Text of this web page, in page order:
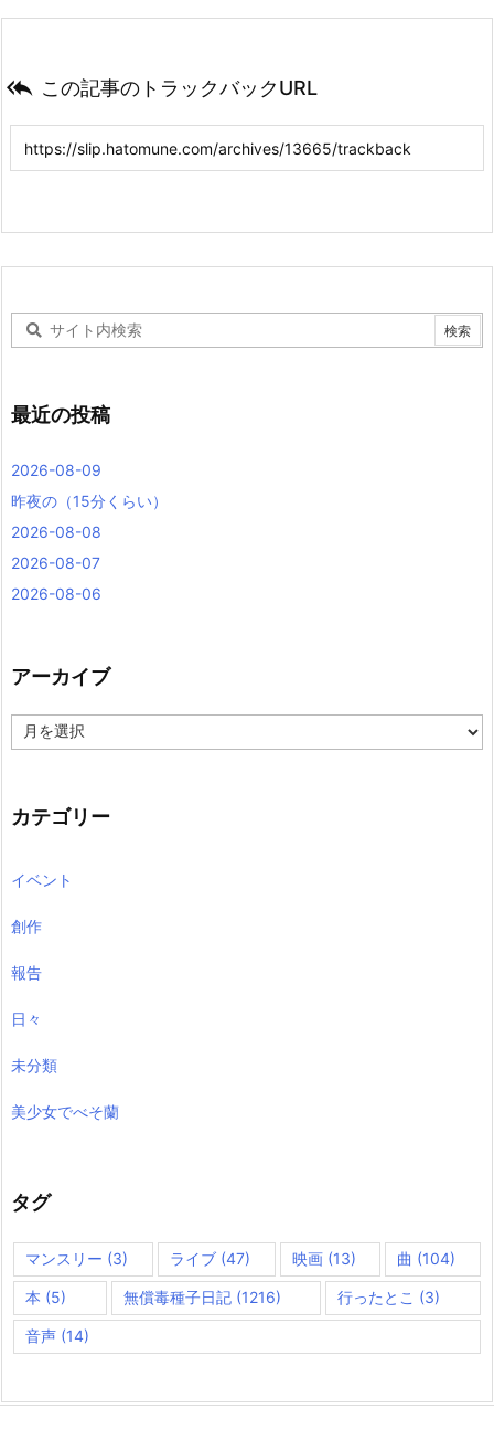
 この記事のトラックバックURL
最近の投稿
2026-08-09
昨夜の（15分くらい）
2026-08-08
2026-08-07
2026-08-06
アーカイブ
ー
ブ
カテゴリー
イベント
創作
報告
日々
未分類
美少女でべそ蘭
タグ
マンスリー (3) ライブ(47) 映画(13) 曲 (104)
本 (5) 無償毒種子日記(1216) 行ったとこ (3)
音声 (14)